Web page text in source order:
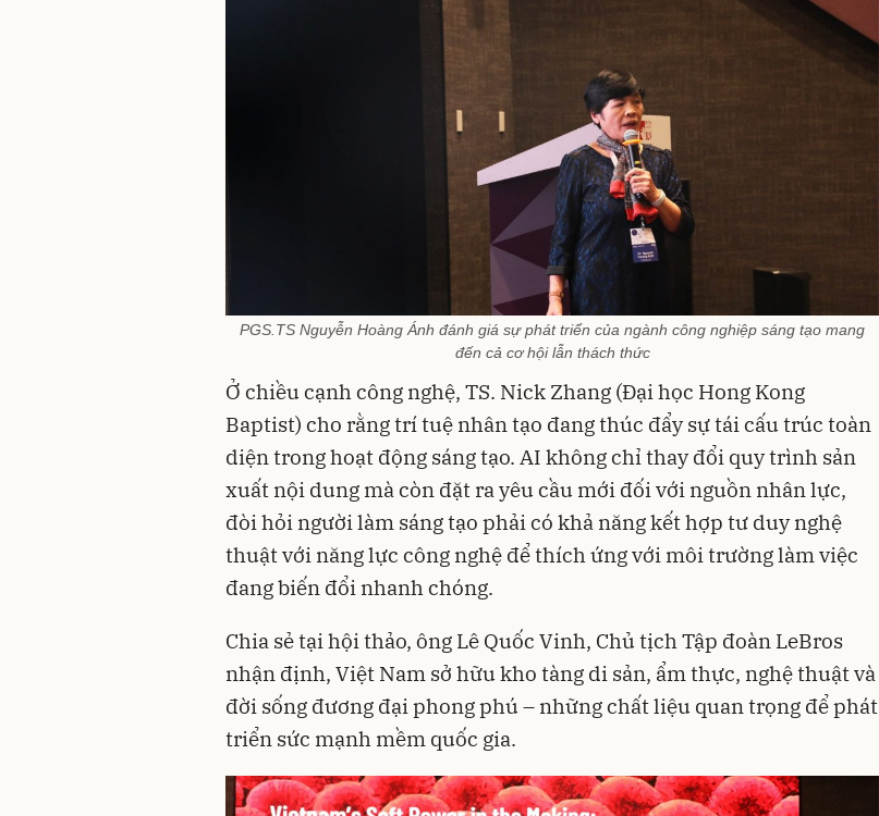
PGS.TS Nguyễn Hoàng Ánh đánh giá sự phát triển của ngành công nghiệp sáng tạo mang
đến cả cơ hội lẫn thách thức
Ở chiều cạnh công nghệ, TS. Nick Zhang (Đại học Hong Kong
Baptist) cho rằng trí tuệ nhân tạo đang thúc đẩy sự tái cấu trúc toàn
diện trong hoạt động sáng tạo. AI không chỉ thay đổi quy trình sản
xuất nội dung mà còn đặt ra yêu cầu mới đối với nguồn nhân lực,
đòi hỏi người làm sáng tạo phải có khả năng kết hợp tư duy nghệ
thuật với năng lực công nghệ để thích ứng với môi trường làm việc
đang biến đổi nhanh chóng.
Chia sẻ tại hội thảo, ông Lê Quốc Vinh, Chủ tịch Tập đoàn LeBros
nhận định, Việt Nam sở hữu kho tàng di sản, ẩm thực, nghệ thuật và
đời sống đương đại phong phú – những chất liệu quan trọng để phát
triển sức mạnh mềm quốc gia.